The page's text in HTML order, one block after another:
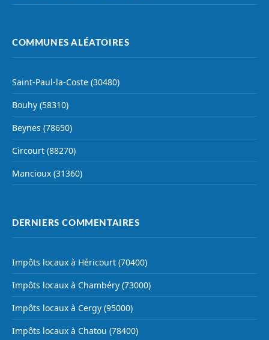
COMMUNES ALÉATOIRES
Saint-Paul-la-Coste (30480)
Bouhy (58310)
Beynes (78650)
Circourt (88270)
Mancioux (31360)
DERNIERS COMMENTAIRES
Impôts locaux à Héricourt (70400)
Impôts locaux à Chambéry (73000)
Impôts locaux à Cergy (95000)
Impôts locaux à Chatou (78400)